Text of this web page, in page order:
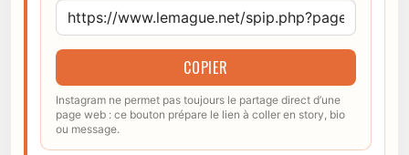
COPIER
Instagram ne permet pas toujours le partage direct d’une
page web : ce bouton prépare le lien à coller en story, bio
ou message.